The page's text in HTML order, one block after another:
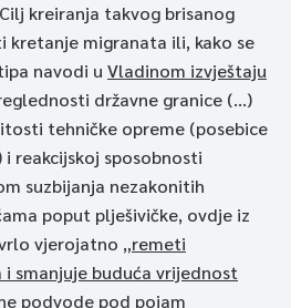
kreiranja takvog brisanog
kretanje migranata ili, kako se
navodi u Vladinom izvještaju
državne granice (…)
tehničke opreme (posebice
reakcijskoj sposobnosti
suzbijanja nezakonitih
poput plješivičke, ovdje iz
vjerojatno „remeti
smanjuje buduća vrijednost
podvode pod pojam